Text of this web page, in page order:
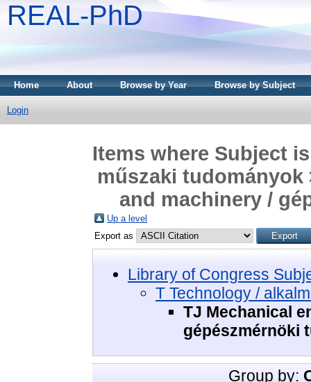
REAL-PhD
Home About Browse by Year Browse by Subject
Login
Items where Subject
műszaki tudományok
and machinery /
Up a level
Export as
Library of Congress
T Technology /
TJ Mechanical
gépészmérnöki
Group by: